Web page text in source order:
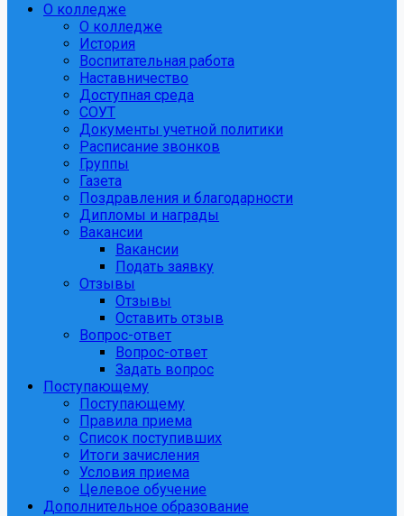
О колледже
О колледже
История
Воспитательная работа
Наставничество
Доступная среда
СОУТ
Документы учетной политики
Расписание звонков
Группы
Газета
Поздравления и благодарности
Дипломы и награды
Вакансии
Вакансии
Подать заявку
Отзывы
Отзывы
Оставить отзыв
Вопрос-ответ
Вопрос-ответ
Задать вопрос
Поступающему
Поступающему
Правила приема
Список поступивших
Итоги зачисления
Условия приема
Целевое обучение
Дополнительное образование